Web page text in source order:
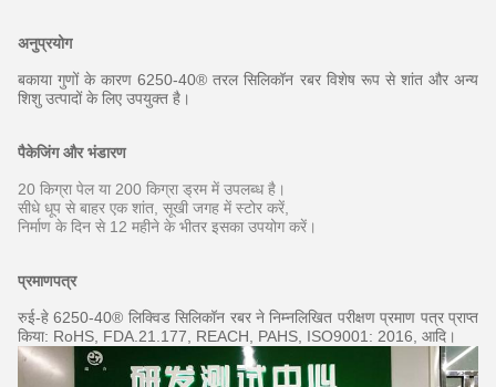
अनुप्रयोग
बकाया गुणों के कारण 6250-40® तरल सिलिकॉन रबर विशेष रूप से शांत और अन्य
शिशु उत्पादों के लिए उपयुक्त है।
पैकेजिंग और भंडारण
20 किग्रा पेल या 200 किग्रा ड्रम में उपलब्ध है।
सीधे धूप से बाहर एक शांत, सूखी जगह में स्टोर करें,
निर्माण के दिन से 12 महीने के भीतर इसका उपयोग करें।
प्रमाणपत्र
रुई-हे 6250-40® लिक्विड सिलिकॉन रबर ने निम्नलिखित परीक्षण प्रमाण पत्र प्राप्त
किया: RoHS, FDA.21.177, REACH, PAHS, ISO9001: 2016, आदि।